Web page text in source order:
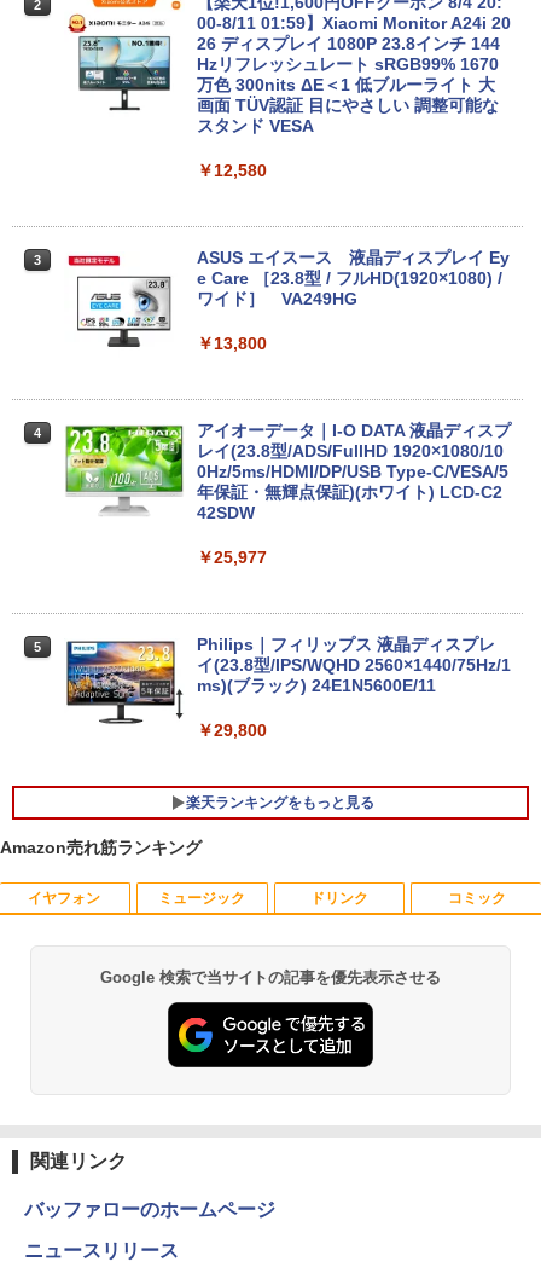
2
00-8/11 01:59】Xiaomi Monitor A24i 20
26 ディスプレイ 1080P 23.8インチ 144
Hzリフレッシュレート sRGB99% 1670
万色 300nits ΔE＜1 低ブルーライト 大
画面 TÜV認証 目にやさしい 調整可能な
スタンド VESA
￥12,580
3
ASUS エイスース 液晶ディスプレイ Ey
e Care ［23.8型 / フルHD(1920×1080) /
ワイド］ VA249HG
￥13,800
4
アイオーデータ｜I-O DATA 液晶ディスプ
レイ(23.8型/ADS/FullHD 1920×1080/10
0Hz/5ms/HDMI/DP/USB Type-C/VESA/5
年保証・無輝点保証)(ホワイト) LCD-C2
42SDW
￥25,977
5
Philips｜フィリップス 液晶ディスプレ
イ(23.8型/IPS/WQHD 2560×1440/75Hz/1
ms)(ブラック) 24E1N5600E/11
￥29,800
楽天ランキングをもっと見る
1
ギルティサークル（21） 【電子書籍】[
￥792
ただの田舎の剣術師範だったのに、大成
Amazon売れ筋ランキング
イヤフォン
Anker Soundcore P40i オフホワイト
￥7,990
ミュージック
BRUCE WAYNE feat. Flo Milli, ATL Jacob
[Explicit]
￥250
￥250
ドリンク
【Amazon.co.jp限定】 い・ろ・は・す 2L P
ET ラベルレス ×8本
￥1,112
ットル (Smart Basic)
コミック
薬屋のひとりごと 17巻 (デジタル版ビッグガ
ンガンコミックス)
￥770
￥832
Google 検索で当サイトの記事を優先表示させる
関連リンク
バッファローのホームページ
ニュースリリース